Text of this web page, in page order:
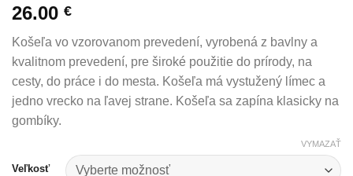
26.00 €
Košeľa vo vzorovanom prevedení, vyrobená z bavlny a
kvalitnom prevedení, pre široké použitie do prírody, na
cesty, do práce i do mesta. Košeľa má vystužený límec a
jedno vrecko na ľavej strane. Košeľa sa zapína klasicky na
gombíky.
Veľkosť
VYMAZAŤ